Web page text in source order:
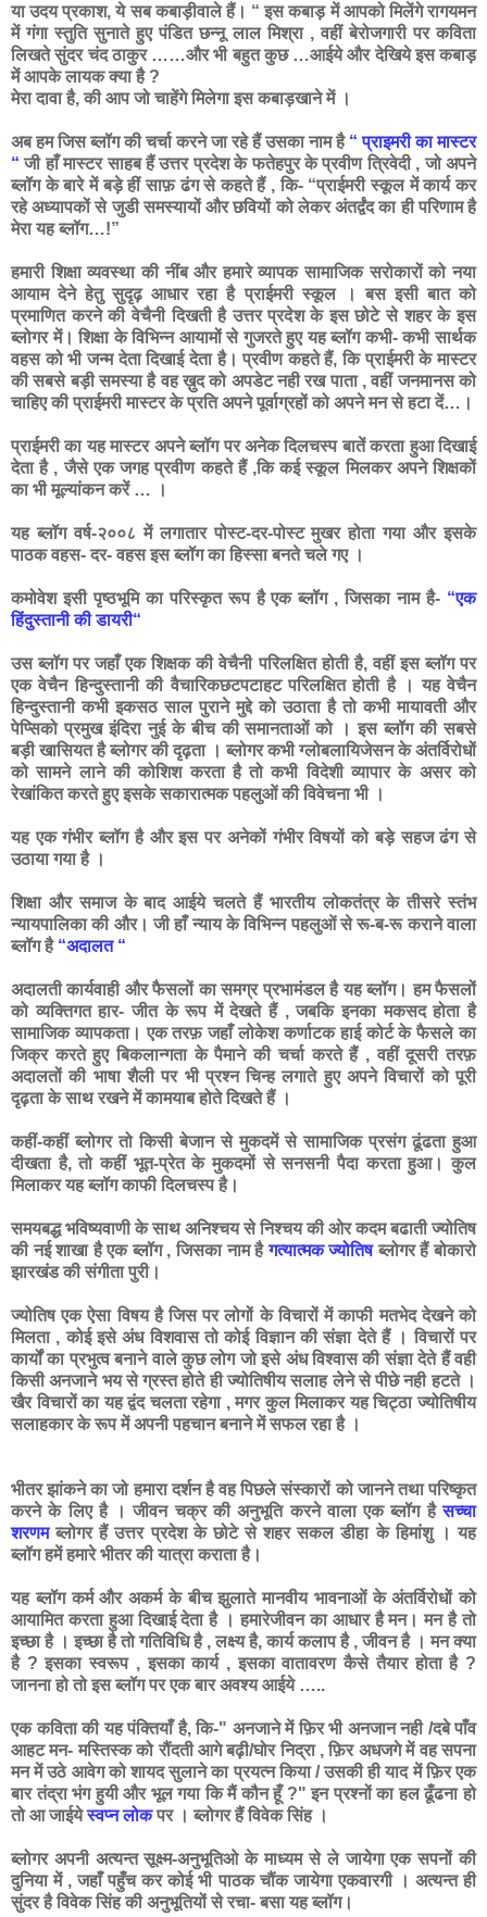
या उदय प्रकाश, ये सब कबाड़ीवाले हैं। “ इस कबाड़ में आपको मिलेंगे रागयमन
में गंगा स्तुति सुनाते हुए पंडित छन्नू लाल मिश्रा , वहीं बेरोजगारी पर कविता
लिखते सुंदर चंद ठाकुर ……और भी बहुत कुछ …आईये और देखिये इस कबाड़
में आपके लायक क्या है ?
मेरा दावा है, की आप जो चाहेंगे मिलेगा इस कबाड़खाने में ।
अब हम जिस ब्लॉग की चर्चा करने जा रहे हैं उसका नाम है “ प्राइमरी का मास्टर
“ जी हाँ मास्टर साहब हैं उत्तर प्रदेश के फतेहपुर के प्रवीण त्रिवेदी , जो अपने
ब्लॉग के बारे में बड़े हीं साफ़ ढंग से कहते हैं , कि- “प्राईमरी स्कूल में कार्य कर
रहे अध्यापकों से जुडी समस्यायों और छवियों को लेकर अंतर्द्वंद का ही परिणाम है
मेरा यह ब्लॉग…!”
हमारी शिक्षा व्यवस्था की नींब और हमारे व्यापक सामाजिक सरोकारों को नया
आयाम देने हेतु सुदृढ़ आधार रहा है प्राईमरी स्कूल । बस इसी बात को
प्रमाणित करने की वेचैनी दिखती है उत्तर प्रदेश के इस छोटे से शहर के इस
ब्लोगर में। शिक्षा के विभिन्न आयामों से गुजरते हुए यह ब्लॉग कभी- कभी सार्थक
वहस को भी जन्म देता दिखाई देता है। प्रवीण कहते हैं, कि प्राईमरी के मास्टर
की सबसे बड़ी समस्या है वह ख़ुद को अपडेट नही रख पाता , वहीं जनमानस को
चाहिए की प्राईमरी मास्टर के प्रति अपने पूर्वाग्रहों को अपने मन से हटा दें…।
प्राईमरी का यह मास्टर अपने ब्लॉग पर अनेक दिलचस्प बातें करता हुआ दिखाई
देता है , जैसे एक जगह प्रवीण कहते हैं ,कि कई स्कूल मिलकर अपने शिक्षकों
का भी मूल्यांकन करें … ।
यह ब्लॉग वर्ष-२००८ में लगातार पोस्ट-दर-पोस्ट मुखर होता गया और इसके
पाठक वहस- दर- वहस इस ब्लॉग का हिस्सा बनते चले गए ।
कमोवेश इसी पृष्ठभूमि का परिस्कृत रूप है एक ब्लॉग , जिसका नाम है- “एक
हिंदुस्तानी की डायरी“
उस ब्लॉग पर जहाँ एक शिक्षक की वेचैनी परिलक्षित होती है, वहीं इस ब्लॉग पर
एक वेचैन हिन्दुस्तानी की वैचारिकछटपटाहट परिलक्षित होती है । यह वेचैन
हिन्दुस्तानी कभी इकसठ साल पुराने मुद्दे को उठाता है तो कभी मायावती और
पेप्सिको प्रमुख इंदिरा नुई के बीच की समानताओं को । इस ब्लॉग की सबसे
बड़ी खासियत है ब्लोगर की दृढ़ता । ब्लोगर कभी ग्लोबलायिजेसन के अंतर्विरोधों
को सामने लाने की कोशिश करता है तो कभी विदेशी व्यापार के असर को
रेखांकित करते हुए इसके सकारात्मक पहलुओं की विवेचना भी ।
यह एक गंभीर ब्लॉग है और इस पर अनेकों गंभीर विषयों को बड़े सहज ढंग से
उठाया गया है ।
शिक्षा और समाज के बाद आईये चलते हैं भारतीय लोकतंत्र के तीसरे स्तंभ
न्यायपालिका की और। जी हाँ न्याय के विभिन्न पहलुओं से रू-ब-रू कराने वाला
ब्लॉग है “अदालत “
अदालती कार्यवाही और फैसलों का समग्र प्रभामंडल है यह ब्लॉग। हम फैसलों
को व्यक्तिगत हार- जीत के रूप में देखते हैं , जबकि इनका मकसद होता है
सामाजिक व्यापकता। एक तरफ़ जहाँ लोकेश कर्णाटक हाई कोर्ट के फैसले का
जिक्र करते हुए बिकलान्गता के पैमाने की चर्चा करते हैं , वहीं दूसरी तरफ़
अदालतों की भाषा शैली पर भी प्रश्न चिन्ह लगाते हुए अपने विचारों को पूरी
दृढ़ता के साथ रखने में कामयाब होते दिखते हैं ।
कहीं-कहीं ब्लोगर तो किसी बेजान से मुकदमें से सामाजिक प्रसंग ढूंढता हुआ
दीखता है, तो कहीं भूत-प्रेत के मुकदमों से सनसनी पैदा करता हुआ। कुल
मिलाकर यह ब्लॉग काफी दिलचस्प है।
समयबद्ध भविष्यवाणी के साथ अनिश्चय से निश्चय की ओर कदम बढाती ज्योतिष
की नई शाखा है एक ब्लॉग , जिसका नाम हैगत्यात्मक ज्योतिष ब्लोगर हैं बोकारो
झारखंड की संगीता पुरी।
ज्योतिष एक ऐसा विषय है जिस पर लोगों के विचारों में काफी मतभेद देखने को
मिलता , कोई इसे अंध विशवास तो कोई विज्ञान की संज्ञा देते हैं । विचारों पर
कार्यों का प्रभुत्व बनाने वाले कुछ लोग जो इसे अंध विश्वास की संज्ञा देते हैं वही
किसी अनजाने भय से ग्रस्त होते ही ज्योतिषीय सलाह लेने से पीछे नही हटते ।
खैर विचारों का यह द्वंद चलता रहेगा , मगर कुल मिलाकर यह चिट्ठा ज्योतिषीय
सलाहकार के रूप में अपनी पहचान बनाने में सफल रहा है ।
भीतर झांकने का जो हमारा दर्शन है वह पिछले संस्कारों को जानने तथा परिष्कृत
करने के लिए है । जीवन चक्र की अनुभूति करने वाला एक ब्लॉग हैसच्चा
शरणमब्लोगर हैं उत्तर प्रदेश के छोटे से शहर सकल डीहा के हिमांशु । यह
ब्लॉग हमें हमारे भीतर की यात्रा कराता है।
यह ब्लॉग कर्म और अकर्म के बीच झुलाते मानवीय भावनाओं के अंतर्विरोधों को
आयामित करता हुआ दिखाई देता है । हमारेजीवन का आधार है मन। मन है तो
इच्छा है । इच्छा है तो गतिविधि है , लक्ष्य है, कार्य कलाप है , जीवन है । मन क्या
है ? इसका स्वरूप , इसका कार्य , इसका वातावरण कैसे तैयार होता है ?
जानना हो तो इस ब्लॉग पर एक बार अवश्य आईये …..
एक कविता की यह पंक्तियाँ है, कि-" अनजाने में फ़िर भी अनजान नही /दबे पाँव
आहट मन- मस्तिस्क को रौंदती आगे बढ़ी/घोर निद्रा , फ़िर अधजगे में वह सपना
मन में उठे आवेग को शायद सुलाने का प्रयत्न किया / उसकी ही याद में फ़िर एक
बार तंद्रा भंग हुयी और भूल गया कि मैं कौन हूँ ?" इन प्रश्नों का हल ढूँढना हो
तो आ जाईयेस्वप्न लोकपर । ब्लोगर हैं विवेक सिंह ।
ब्लोगर अपनी अत्यन्त सूक्ष्म-अनुभूतिओ के माध्यम से ले जायेगा एक सपनों की
दुनिया में , जहाँ पहुँच कर कोई भी पाठक चौंक जायेगा एकवारगी । अत्यन्त ही
सुंदर है विवेक सिंह की अनुभूतियों से रचा- बसा यह ब्लॉग।